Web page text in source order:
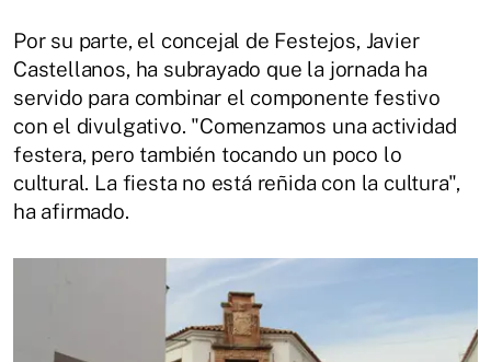
Por su parte, el concejal de Festejos, Javier
Castellanos, ha subrayado que la jornada ha
servido para combinar el componente festivo
con el divulgativo. "Comenzamos una actividad
festera, pero también tocando un poco lo
cultural. La fiesta no está reñida con la cultura",
ha afirmado.